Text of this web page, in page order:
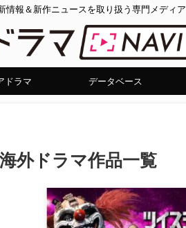
情報＆新作ニュースを取り扱う専門メディア
ドラマ データベース
外ドラマ作品一覧